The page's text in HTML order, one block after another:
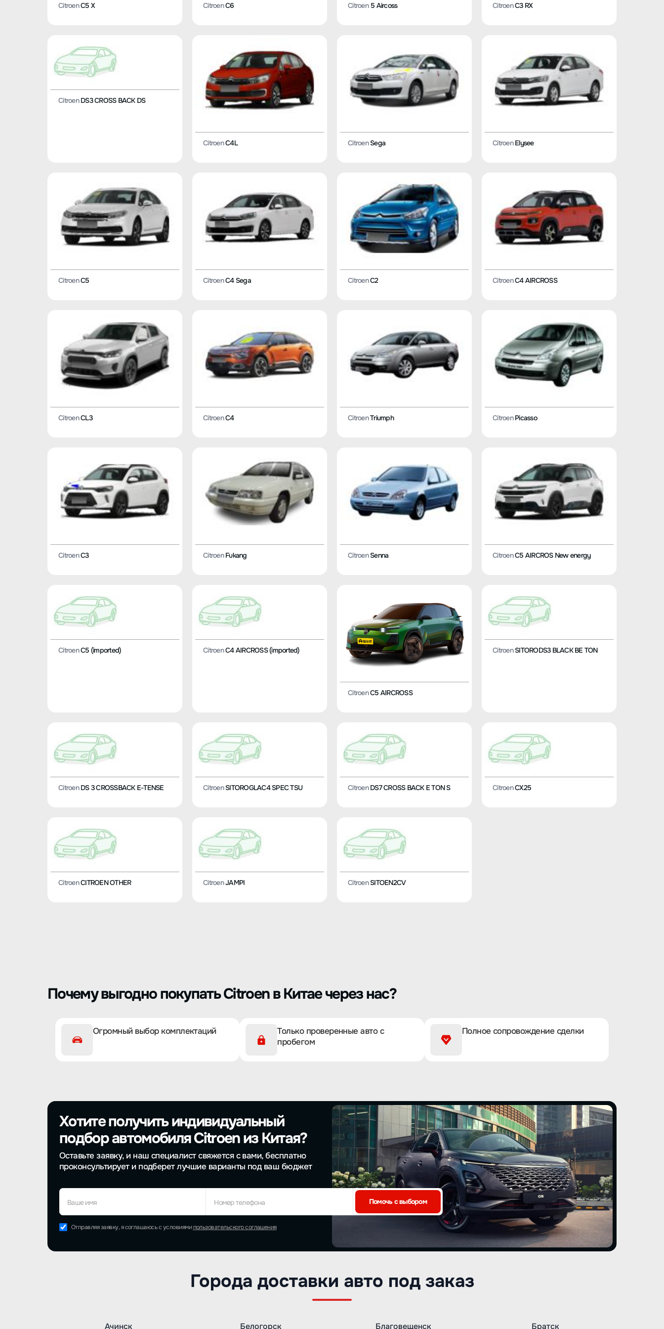
CitroenC5 X CitroenC6 Citroen5 Aircoss CitroenC3 RX
CitroenDS3 CROSS BACK DS
CitroenC4L CitroenSega CitroenElysee
CitroenC5 CitroenC4 Sega CitroenC2 CitroenC4 AIRCROSS
CitroenCL3 CitroenC4 CitroenTriumph CitroenPicasso
CitroenC3 CitroenFukang CitroenSenna CitroenC5 AIRCROS New energy
CitroenC5 (imported) CitroenC4 AIRCROSS (imported)
CitroenC5 AIRCROSS
CitroenSITORODS3 BLACK BE TON
CitroenDS 3 CROSSBACK E-TENSE CitroenSITOROGLAC4 SPEC TSU CitroenDS7 CROSS BACK E TON S CitroenCX25
CitroenCITROEN OTHER CitroenJAMPI CitroenSITOEN2CV
Почему выгодно покупать Citroen в Китае через нас?
Огромный выбор комплектаций
Только проверенные авто с
пробегом
Полное сопровождение сделки
Хотите получить индивидуальный
подбор автомобиля Citroen из Китая?
Оставьте заявку, и наш специалист свяжется с вами, бесплатно
проконсультирует и подберет лучшие варианты под ваш бюджет
Ваше имя Номер телефона Помочь с выбором
Отправляя заявку, я соглашаюсь с условиямипользовательского соглашения
Города доставки авто под заказ
Ачинск Белогорск Благовещенск Братск